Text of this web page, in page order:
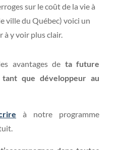
sur le coût de la vie à
ville du Québec) voici un
à y voir plus clair.
avantages de ta future
que développeur au
à notre programme